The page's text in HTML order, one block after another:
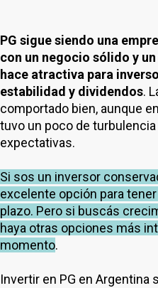
PG sigue siendo una
con un negocio sólido y
hace atractiva para
estabilidad y dividendos.
comportado bien, aunque
tuvo un poco de
expectativas.
Si sos un inversor
excelente opción para
plazo. Pero si buscás
haya otras opciones más
momento.
Invertir en PG en Argentina